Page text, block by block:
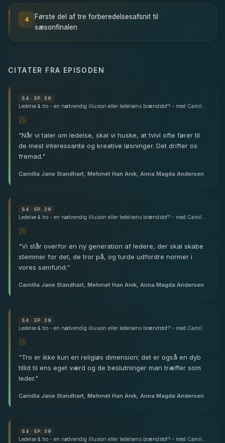
4
Første del af tre forberedelsesafsnit til
sæsonfinalen
CITATER FRA EPISODEN
S 4 · EP. 39
"Når vi taler om ledelse, skal vi huske, at tvivl ofte fører til
de mest interessante og kreative løsninger. Det drifter os
fremad."
Camilla Jane Standhart, Mehmet Han Anik, Anna Magda Andersen
S4 · EP. 39
"Vi står overfor en ny generation af ledere, der skal skabe
stemmer for det, de tror på, og turde udfordre normer i
vores samfund."
Camilla Jane Standhart, Mehmet Han Anik, Anna Magda Andersen
S4 · EP. 39
"Tro er ikke kun en religiøs dimension; det er også en dyb
tillid til ens eget værd og de beslutninger man træffer som
leder."
Camilla Jane Standhart, Mehmet Han Anik, Anna Magda Andersen
S4 · EP. 39